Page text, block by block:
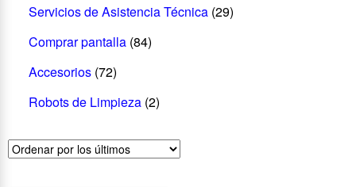
Servicios de Asistencia Técnica (29)
Comprar pantalla (84)
Accesorios (72)
Robots de Limpieza (2)